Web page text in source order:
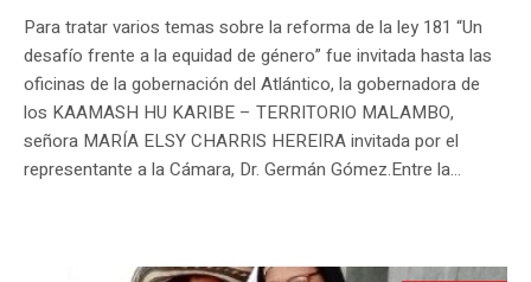
Para tratar varios temas sobre la reforma de la ley 181 “Un
desafío frente a la equidad de género” fue invitada hasta las
oficinas de la gobernación del Atlántico, la gobernadora de
los KAAMASH HU KARIBE – TERRITORIO MALAMBO,
señora MARÍA ELSY CHARRIS HEREIRA invitada por el
representante a la Cámara, Dr. Germán Gómez.Entre la...